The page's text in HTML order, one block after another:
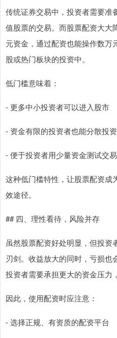
传统证券交易中，投资者需要准
值股票的交易。而股票配资大大
元资金，通过配资也能操作数万
股或热门板块的投资中。
低门槛意味着：
- 更多中小投资者可以进入股市
- 资金有限的投资者也能分散投
- 便于投资者用少量资金测试交
这种低门槛特性，让股票配资成
效途径。
## 四、理性看待，风险并存
虽然股票配资好处明显，但投资
刃剑。收益放大的同时，亏损也
投资者需要承担更大的资金压力
因此，使用配资时应注意：
- 选择正规、有资质的配资平台